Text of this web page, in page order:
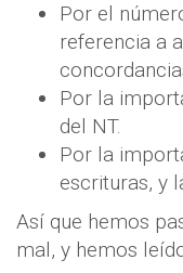
Por el
referencia a
Por la
del NT.
Por la
escrituras, y
Así que hemos
mal, y hemos